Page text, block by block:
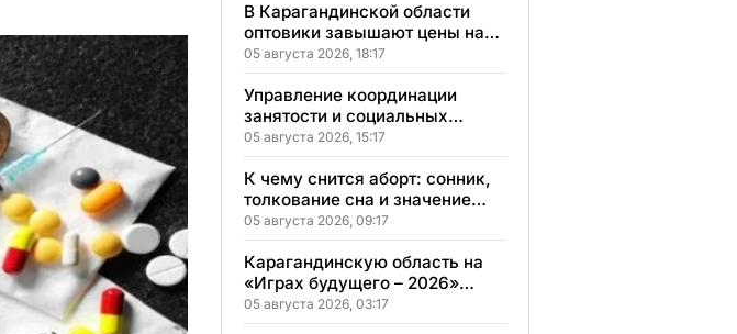
В Карагандинской области
оптовики завышают цены на
продукты до 50%
05 августа 2026, 18:17
Управление координации
занятости и социальных
программ Карагандинской
области сменило место
расположения
05 августа 2026, 15:17
К чему снится аборт: сонник,
толкование сна и значение
увиденного
05 августа 2026, 09:17
Карагандинскую область на
«Играх будущего – 2026»
представят два коллектива
05 августа 2026, 03:17